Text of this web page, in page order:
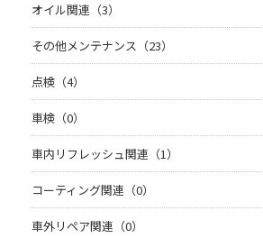
オイル関連（3）
その他メンテナンス（23）
点検（4）
車検（0）
車内リフレッシュ関連（1）
コーティング関連（0）
車外リペア関連（0）